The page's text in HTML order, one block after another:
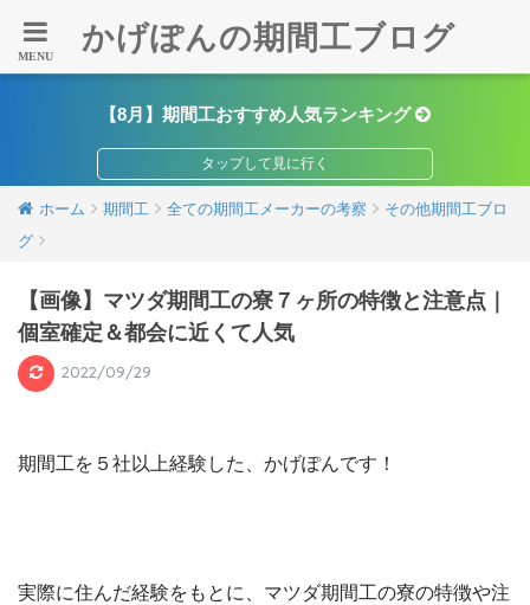
かげぽんの期間工ブログ
【8月】期間工おすすめ人気ランキング
ホーム 期間工 全ての期間工メーカーの考察
その他期間工ブロ
グ
【画像】マツダ期間工の寮７ヶ所の特徴と注意点｜
個室確定＆都会に近くて人気
2022/09/29
期間工を５社以上経験した、かげぽんです！
実際に住んだ経験をもとに、マツダ期間工の寮の特徴や注